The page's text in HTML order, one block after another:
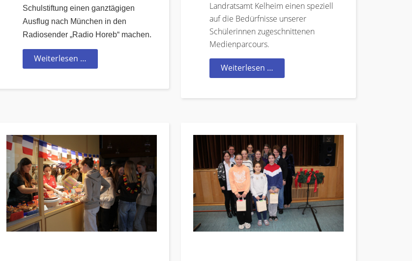
Schulstiftung einen ganztägigen
Ausflug nach München in den
Radiosender „Radio Horeb“ machen.
Weiterlesen …
Landratsamt Kelheim einen speziell
auf die Bedürfnisse unserer
Schülerinnen zugeschnittenen
Medienparcours.
Weiterlesen …